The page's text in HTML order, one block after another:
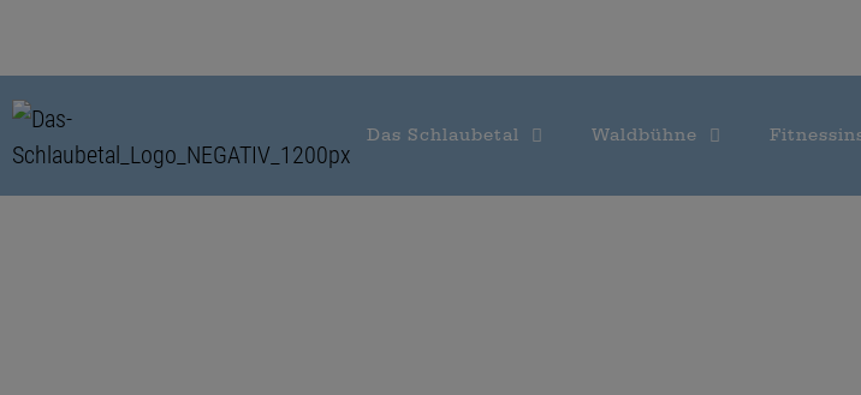
Das Schlaubetal Waldbühne